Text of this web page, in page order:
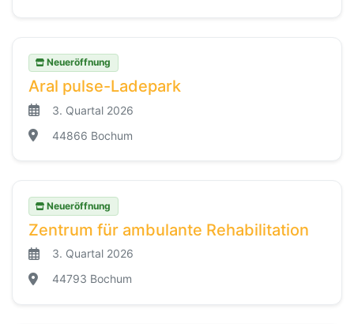
Neueröffnung
Aral pulse-Ladepark
3. Quartal 2026
44866 Bochum
Neueröffnung
Zentrum für ambulante Rehabilitation
3. Quartal 2026
44793 Bochum